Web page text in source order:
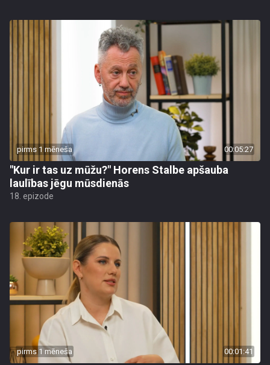
pirms 1 mēneša 00:05:27
"Kur ir tas uz mūžu?" Horens Stalbe apšauba
laulības jēgu mūsdienās
18. epizode
pirms 1 mēneša 00:01:41